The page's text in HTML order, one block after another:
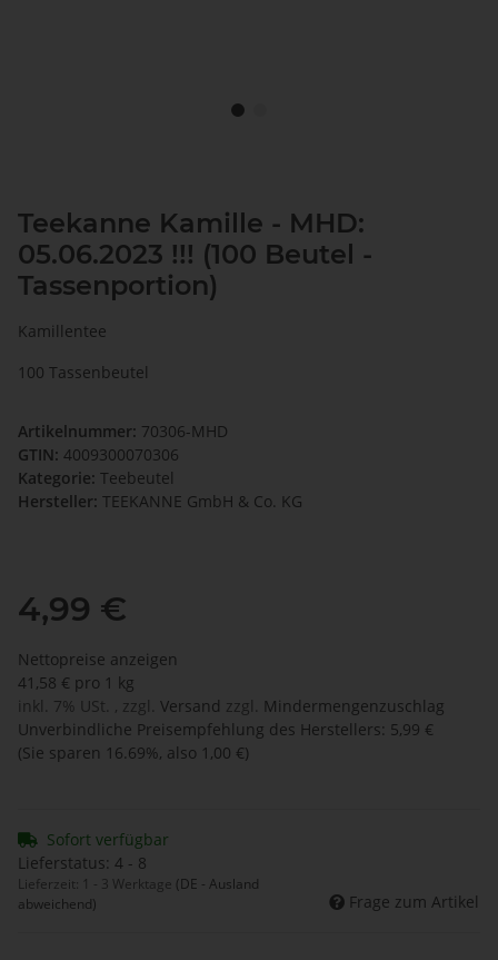
Teekanne Kamille - MHD:
05.06.2023 !!! (100 Beutel -
Tassenportion)
Kamillentee
100 Tassenbeutel
Artikelnummer: 70306-MHD
GTIN: 4009300070306
Kategorie: Teebeutel
Hersteller: TEEKANNE GmbH & Co. KG
4,99 €
Nettopreise anzeigen
41,58 € pro 1 kg
inkl. 7% USt. , zzgl. Versand zzgl.
Mindermengenzuschlag
Unverbindliche Preisempfehlung des Herstellers: 5,99 €
(Sie sparen 16.69%, also 1,00 €)
Sofort verfügbar
Lieferstatus: 4 - 8
Lieferzeit: 1 - 3 Werktage (DE - Ausland
abweichend)
Frage zum Artikel